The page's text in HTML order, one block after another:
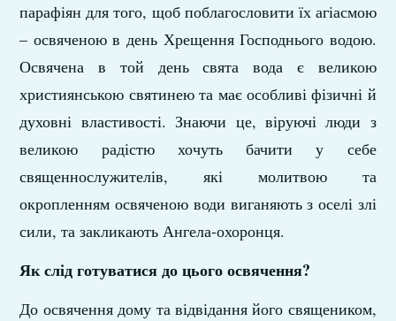
парафіян для того, щоб поблагословити їх агіасмою
– освяченою в день Хрещення Господнього водою.
Освячена в той день свята вода є великою
християнською святинею та має особливі фізичні й
духовні властивості. Знаючи це, віруючі люди з
великою радістю хочуть бачити у себе
священнослужителів, які молитвою та
окропленням освяченою води виганяють з оселі злі
сили, та закликають Ангела-охоронця.
Як слід готуватися до цього освячення?
До освячення дому та відвідання його священиком,